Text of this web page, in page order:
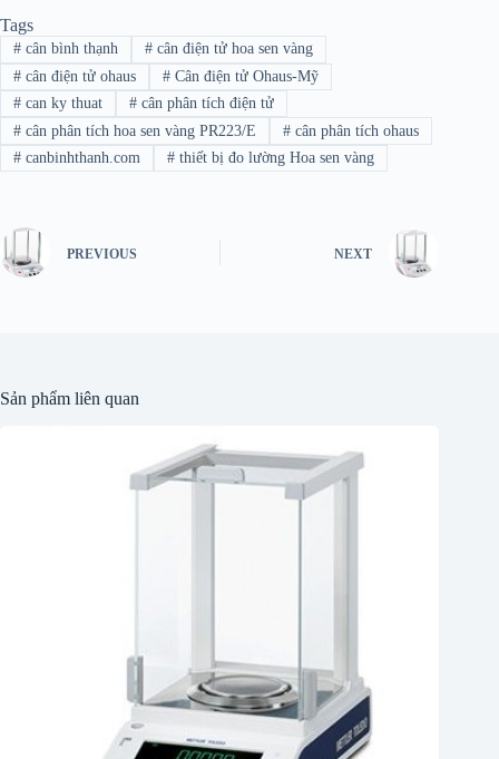
Tags
#cân bình thạnh #cân điện tử hoa sen vàng
#cân điện tử ohaus #Cân điện tử Ohaus-Mỹ
#can ky thuat #cân phân tích điện tử
#cân phân tích hoa sen vàng PR223/E #cân phân tích ohaus
#canbinhthanh.com #thiết bị đo lường Hoa sen vàng
PREVIOUS NEXT
Sản phẩm liên quan